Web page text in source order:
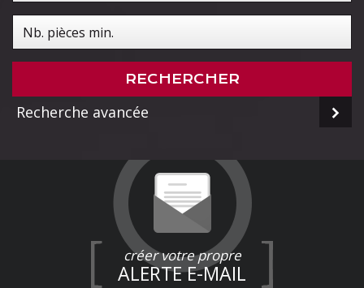
RECHERCHER
Recherche avancée
créer votre propre
ALERTE E-MAIL